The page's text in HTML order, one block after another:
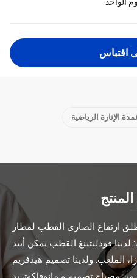
اقتباس
الإنارة الرياضية
لإضاءة المطار، الميناء البحري، بلازا، الملعب. ولدينا تصميم هيدفريم